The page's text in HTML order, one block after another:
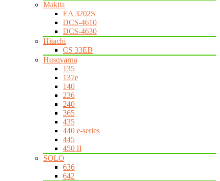
Makita
EA 3202S
DCS-4610
DCS-4630
Hitachi
CS 33EB
Husqvarna
135
137e
140
236
240
365
435
440 e-series
445
450 II
SOLO
636
642